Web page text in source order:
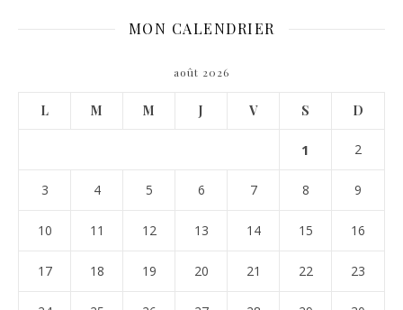
MON CALENDRIER
août 2026
L M M J V S D
1 2
3 4 5 6 7 8 9
10 11 12 13 14 15 16
17 18 19 20 21 22 23